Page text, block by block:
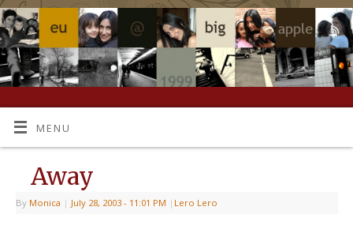
MENU
Away
By Monica | July 28, 2003 - 11:01 PM | Lero Lero